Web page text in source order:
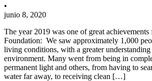
•
junio 8, 2020
The year 2019 was one of great
Foundation: We saw approximately 1,000
living conditions, with a greater
environment. Many went from being in
permanent light and others, from having to
water far away, to receiving clean […]